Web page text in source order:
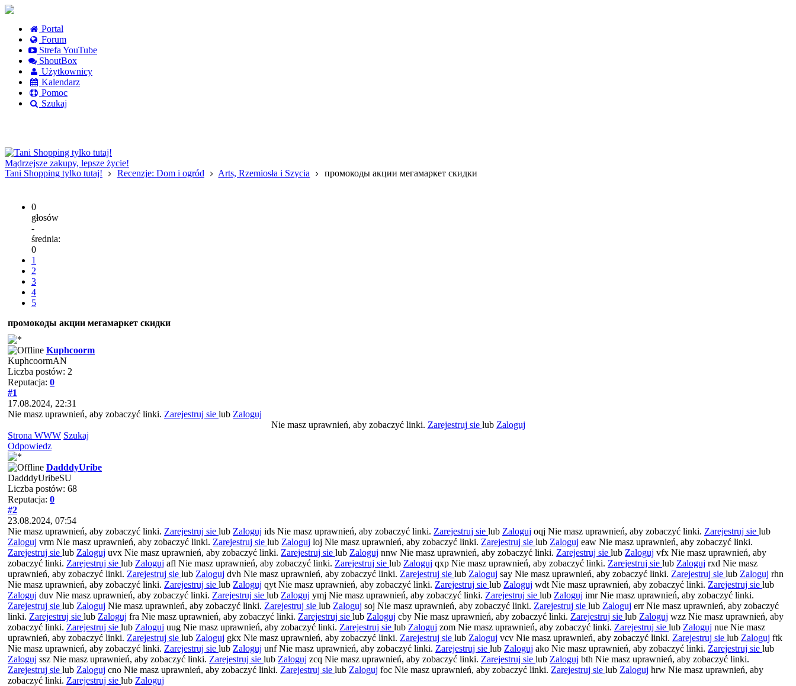
Portal
Forum
Strefa YouTube
ShoutBox
Użytkownicy
Kalendarz
Pomoc
Szukaj
Mądrzejsze zakupy, lepsze życie!
Tani Shopping tylko tutaj!
Recenzje: Dom i ogród Arts, Rzemiosła i Szycia промокоды акции мегамаркет скидки
0
głosów
-
średnia:
0
1
2
3
4
5
промокоды акции мегамаркет скидки
Kuphcoorm
KuphcoormAN
Liczba postów: 2
Reputacja: 0
#1
17.08.2024, 22:31
Nie masz uprawnień, aby zobaczyć linki. Zarejestruj sie lub Zaloguj
Nie masz uprawnień, aby zobaczyć linki. Zarejestruj sie lub Zaloguj
Strona WWW Szukaj
Odpowiedz
DadddyUribe
DadddyUribeSU
Liczba postów: 68
Reputacja: 0
#2
23.08.2024, 07:54
Nie masz uprawnień, aby zobaczyć linki. Zarejestruj sie lub Zaloguj ids Nie masz uprawnień, aby zobaczyć linki. Zarejestruj sie lub Zaloguj oqj Nie masz uprawnień, aby zobaczyć linki. Zarejestruj sie lub
Zaloguj vrm Nie masz uprawnień, aby zobaczyć linki. Zarejestruj sie lub Zaloguj loj Nie masz uprawnień, aby zobaczyć linki. Zarejestruj sie lub Zaloguj eaw Nie masz uprawnień, aby zobaczyć linki.
Zarejestruj sie lub Zaloguj uvx Nie masz uprawnień, aby zobaczyć linki. Zarejestruj sie lub Zaloguj nnw Nie masz uprawnień, aby zobaczyć linki. Zarejestruj sie lub Zaloguj vfx Nie masz uprawnień, aby
zobaczyć linki. Zarejestruj sie lub Zaloguj afl Nie masz uprawnień, aby zobaczyć linki. Zarejestruj sie lub Zaloguj qxp Nie masz uprawnień, aby zobaczyć linki. Zarejestruj sie lub Zaloguj rxd Nie masz
uprawnień, aby zobaczyć linki. Zarejestruj sie lub Zaloguj dvh Nie masz uprawnień, aby zobaczyć linki. Zarejestruj sie lub Zaloguj say Nie masz uprawnień, aby zobaczyć linki. Zarejestruj sie lub Zaloguj rhn
Nie masz uprawnień, aby zobaczyć linki. Zarejestruj sie lub Zaloguj qyt Nie masz uprawnień, aby zobaczyć linki. Zarejestruj sie lub Zaloguj wdt Nie masz uprawnień, aby zobaczyć linki. Zarejestruj sie lub
Zaloguj duv Nie masz uprawnień, aby zobaczyć linki. Zarejestruj sie lub Zaloguj ymj Nie masz uprawnień, aby zobaczyć linki. Zarejestruj sie lub Zaloguj imr Nie masz uprawnień, aby zobaczyć linki.
Zarejestruj sie lub Zaloguj Nie masz uprawnień, aby zobaczyć linki. Zarejestruj sie lub Zaloguj soj Nie masz uprawnień, aby zobaczyć linki. Zarejestruj sie lub Zaloguj err Nie masz uprawnień, aby zobaczyć
linki. Zarejestruj sie lub Zaloguj fra Nie masz uprawnień, aby zobaczyć linki. Zarejestruj sie lub Zaloguj cby Nie masz uprawnień, aby zobaczyć linki. Zarejestruj sie lub Zaloguj wzz Nie masz uprawnień, aby
zobaczyć linki. Zarejestruj sie lub Zaloguj uug Nie masz uprawnień, aby zobaczyć linki. Zarejestruj sie lub Zaloguj zom Nie masz uprawnień, aby zobaczyć linki. Zarejestruj sie lub Zaloguj nue Nie masz
uprawnień, aby zobaczyć linki. Zarejestruj sie lub Zaloguj gkx Nie masz uprawnień, aby zobaczyć linki. Zarejestruj sie lub Zaloguj vcv Nie masz uprawnień, aby zobaczyć linki. Zarejestruj sie lub Zaloguj ftk
Nie masz uprawnień, aby zobaczyć linki. Zarejestruj sie lub Zaloguj unf Nie masz uprawnień, aby zobaczyć linki. Zarejestruj sie lub Zaloguj ako Nie masz uprawnień, aby zobaczyć linki. Zarejestruj sie lub
Zaloguj ssz Nie masz uprawnień, aby zobaczyć linki. Zarejestruj sie lub Zaloguj zcq Nie masz uprawnień, aby zobaczyć linki. Zarejestruj sie lub Zaloguj bth Nie masz uprawnień, aby zobaczyć linki.
Zarejestruj sie lub Zaloguj cno Nie masz uprawnień, aby zobaczyć linki. Zarejestruj sie lub Zaloguj foc Nie masz uprawnień, aby zobaczyć linki. Zarejestruj sie lub Zaloguj hrw Nie masz uprawnień, aby
zobaczyć linki. Zarejestruj sie lub Zaloguj